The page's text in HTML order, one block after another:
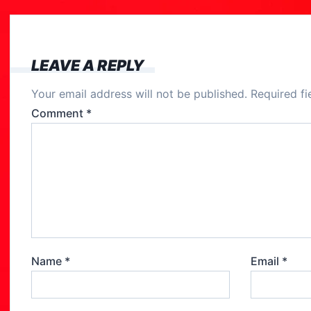
e
k
LEAVE A REPLY
Your email address will not be published. Required
Comment *
Name * Email *